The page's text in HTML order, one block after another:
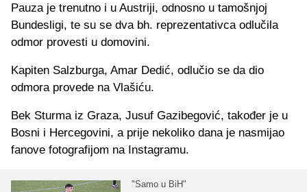
Pauza je trenutno i u Austriji, odnosno u tamošnjoj
Bundesligi, te su se dva bh. reprezentativca odlučila
odmor provesti u domovini.
Kapiten Salzburga, Amar Dedić, odlučio se da dio
odmora provede na Vlašiću.
Bek Sturma iz Graza, Jusuf Gazibegović, također je u
Bosni i Hercegovini, a prije nekoliko dana je nasmijao
fanove fotografijom na Instagramu.
"Samo u BiH"